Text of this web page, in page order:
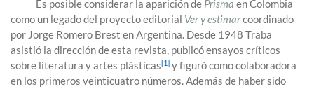
Es posible considerar la aparición de Prisma en Colombia
como un legado del proyecto editorial Ver y estimarcoordinado
por Jorge Romero Brest en Argentina. Desde 1948 Traba
asistió la dirección de esta revista, publicó ensayos críticos
sobre literatura y artes plásticas[1] y figuró como colaboradora
en los primeros veinticuatro números. Además de haber sido